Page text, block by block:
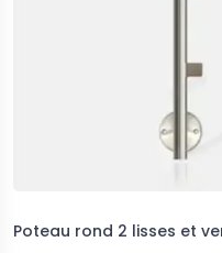
Poteau rond 2 lisses et